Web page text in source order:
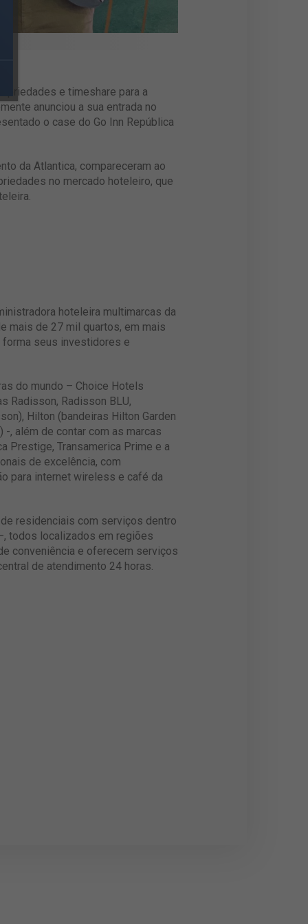
e timeshare para a
anunciou a sua entrada no
o case do Go Inn República
da Atlantica, compareceram ao
no mercado hoteleiro, que
hoteleira multimarcas da
mais de 27 mil quartos, em mais
forma seus investidores e
do mundo – Choice Hotels
Radisson, Radisson BLU,
Hilton (bandeiras Hilton Garden
-, além de contar com as marcas
Prestige, Transamerica Prime e a
de excelência, com
para internet wireless e café da
residenciais com serviços dentro
todos localizados em regiões
conveniência e oferecem serviços
de atendimento 24 horas.